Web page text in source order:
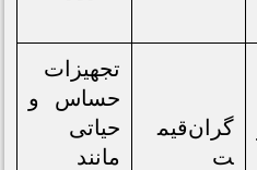
گران‌قیم
ت
تجهیزات
حساس و
حیاتی
مانند